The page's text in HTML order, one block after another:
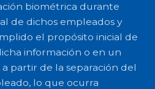
biométrica durante
de dichos empleados y
el propósito inicial de
información o en un
partir de la separación del
lo que ocurra